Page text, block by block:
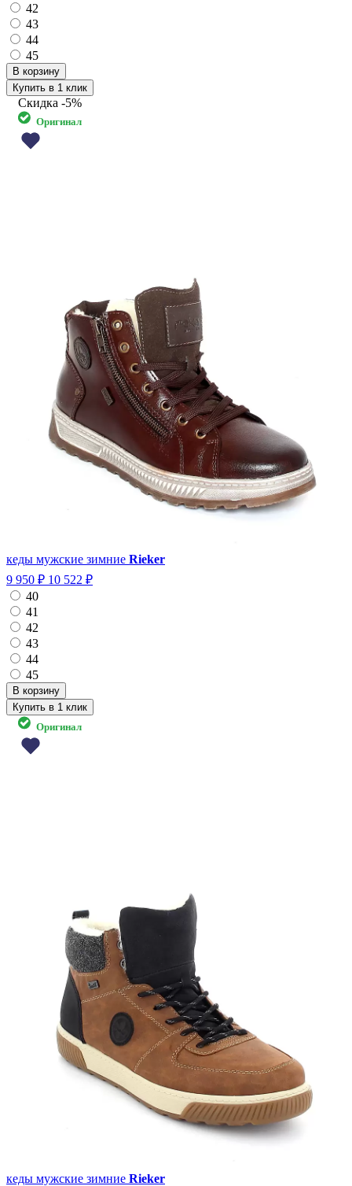
42
43
44
45
Купить в 1 клик
Скидка -5%
Оригинал
кеды мужские зимние Rieker
9 950 ₽ 10 522 ₽
40
41
42
43
44
45
Купить в 1 клик
Оригинал
кеды мужские зимние Rieker